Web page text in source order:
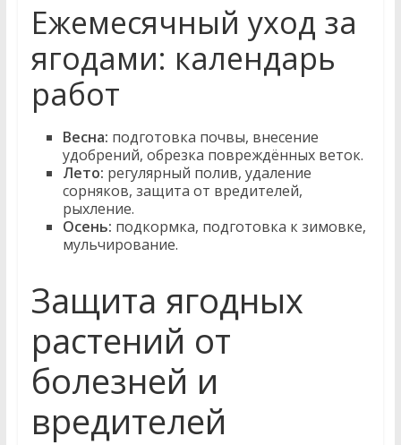
Ежемесячный уход за
ягодами: календарь
работ
Весна: подготовка почвы, внесение
удобрений, обрезка повреждённых веток.
Лето: регулярный полив, удаление
сорняков, защита от вредителей,
рыхление.
Осень: подкормка, подготовка к зимовке,
мульчирование.
Защита ягодных
растений от
болезней и
вредителей